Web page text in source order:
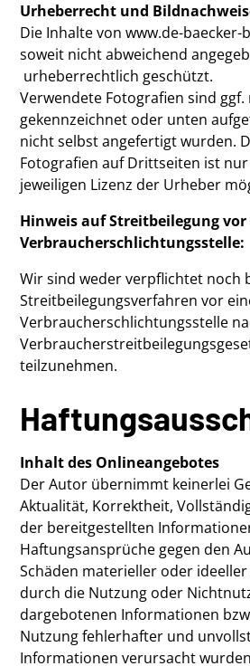
Urheberrecht und
Die Inhalte von www.de-baecker-
soweit nicht abweichend
urheberrechtlich geschützt.
Verwendete Fotografien sind
gekennzeichnet oder unten
nicht selbst angefertigt wurden.
Fotografien auf Drittseiten ist
jeweiligen Lizenz der Urheber
Hinweis auf Streitbeilegung vor
Verbraucherschlichtungsstelle:
Wir sind weder verpflichtet noch
Streitbeilegungsverfahren vor
Verbraucherschlichtungsstelle
teilzunehmen.
Inhalt des Onlineangebotes
Der Autor übernimmt keinerlei
Aktualität, Korrektheit,
der bereitgestellten
Haftungsansprüche gegen den
Schäden materieller oder
durch die Nutzung oder
dargebotenen Informationen
Nutzung fehlerhafter und
Informationen verursacht